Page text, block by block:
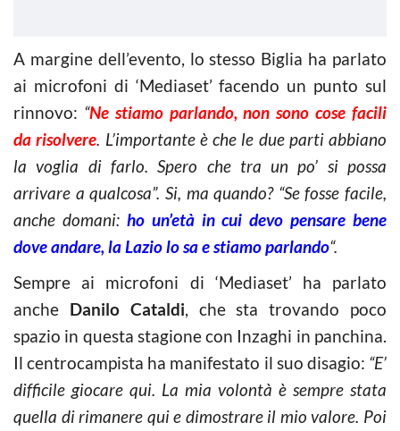
A margine dell’evento, lo stesso Biglia ha parlato
ai microfoni di ‘Mediaset’ facendo un punto sul
rinnovo: “Ne stiamo parlando, non sono cose facili
da risolvere. L’importante è che le due parti abbiano
la voglia di farlo. Spero che tra un po’ si possa
arrivare a qualcosa”. Si, ma quando? “Se fosse facile,
anche domani: ho un’età in cui devo pensare bene
dove andare, la Lazio lo sa e stiamo parlando“.
Sempre ai microfoni di ‘Mediaset’ ha parlato
anche Danilo Cataldi, che sta trovando poco
spazio in questa stagione con Inzaghi in panchina.
Il centrocampista ha manifestato il suo disagio: “E’
difficile giocare qui. La mia volontà è sempre stata
quella di rimanere qui e dimostrare il mio valore. Poi